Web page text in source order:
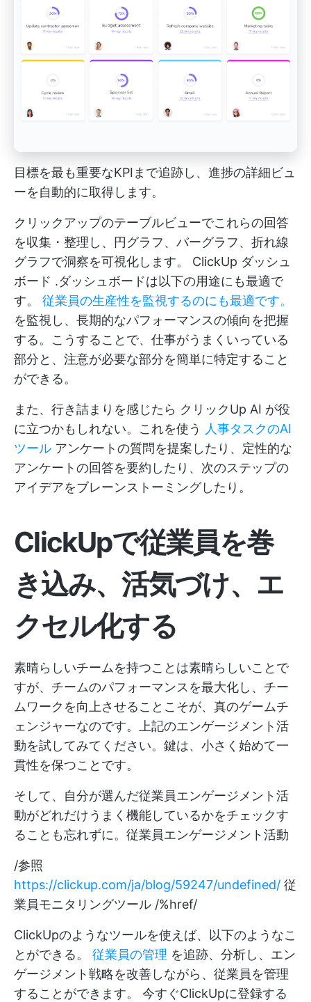
目標を最も重要なKPIまで追跡し、進捗の詳細ビュ
ーを自動的に取得します。
クリックアップのテーブルビューでこれらの回答
を収集・整理し、円グラフ、バーグラフ、折れ線
グラフで洞察を可視化します。 ClickUp ダッシュ
ボード .ダッシュボードは以下の用途にも最適で
す。 従業員の生産性を監視するのにも最適です。
を監視し、長期的なパフォーマンスの傾向を把握
する。こうすることで、仕事がうまくいっている
部分と、注意が必要な部分を簡単に特定すること
ができる。
また、行き詰まりを感じたら クリックUp AI が役
に立つかもしれない。これを使う 人事タスクのAI
ツール アンケートの質問を提案したり、定性的な
アンケートの回答を要約したり、次のステップの
アイデアをブレーンストーミングしたり。
ClickUpで従業員を巻
き込み、活気づけ、エ
クセル化する
素晴らしいチームを持つことは素晴らしいことで
すが、チームのパフォーマンスを最大化し、チー
ムワークを向上させることこそが、真のゲームチ
ェンジャーなのです。上記のエンゲージメント活
動を試してみてください。鍵は、小さく始めて一
貫性を保つことです。
そして、自分が選んだ従業員エンゲージメント活
動がどれだけうまく機能しているかをチェックす
ることも忘れずに。従業員エンゲージメント活動
/参照
https://clickup.com/ja/blog/59247/undefined/ 従
業員モニタリングツール /%href/
ClickUpのようなツールを使えば、以下のようなこ
とができる。 従業員の管理 を追跡、分析し、エン
ゲージメント戦略を改善しながら、従業員を管理
することができます。 今すぐClickUpに登録する